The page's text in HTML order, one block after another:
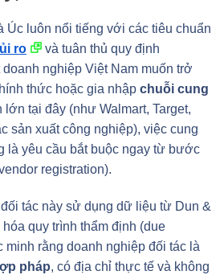
Úc luôn nổi tiếng với các tiêu chuẩn
ro
và tuân thủ quy định
nghiệp Việt Nam muốn trở
thức hoặc gia nhập chuỗi cung
lớn tại đây (như Walmart, Target,
sản xuất công nghiệp), việc cung
là yêu cầu bắt buộc ngay từ bước
registration).
tác này sử dụng dữ liệu từ Dun &
quy trình thẩm định (due
minh rằng doanh nghiệp đối tác là
pháp, có địa chỉ thực tế và không